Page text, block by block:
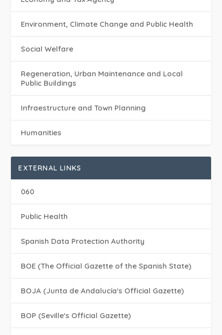
Environment, Climate Change and Public Health
Social Welfare
Regeneration, Urban Maintenance and Local
Public Buildings
Infraestructure and Town Planning
Humanities
EXTERNAL LINKS
060
Public Health
Spanish Data Protection Authority
BOE (The Official Gazette of the Spanish State)
BOJA (Junta de Andalucía's Official Gazette)
BOP (Seville's Official Gazette)